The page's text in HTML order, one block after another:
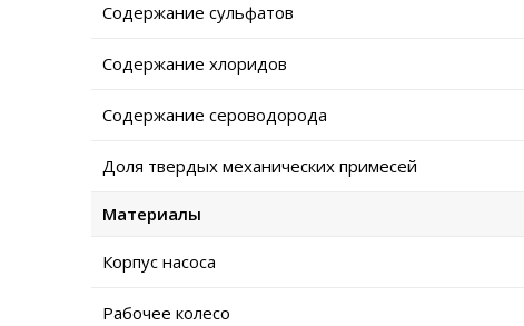
Содержание сульфатов
Содержание хлоридов
Содержание сероводорода
Доля твердых механических примесей
Материалы
Корпус насоса
Рабочее колесо